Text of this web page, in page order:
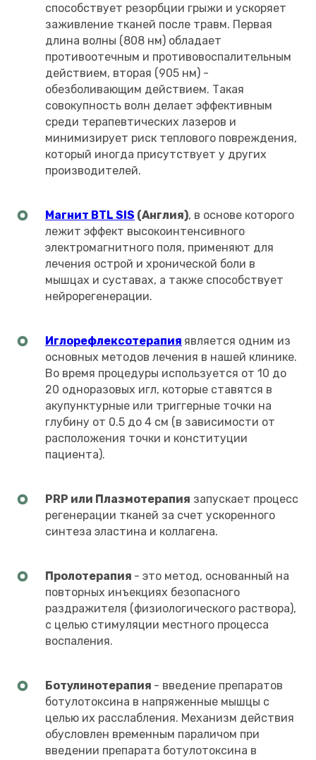
способствует резорбции грыжи и ускоряет
заживление тканей после травм. Первая
длина волны (808 нм) обладает
противоотечным и противовоспалительным
действием, вторая (905 нм) -
обезболивающим действием. Такая
совокупность волн делает эффективным
среди терапевтических лазеров и
минимизирует риск теплового повреждения,
который иногда присутствует у других
производителей.
Магнит BTL SIS (Англия), в основе которого
лежит эффект высокоинтенсивного
электромагнитного поля, применяют для
лечения острой и хронической боли в
мышцах и суставах, а также способствует
нейрорегенерации.
Иглорефлексотерапия является одним из
основных методов лечения в нашей клинике.
Во время процедуры используется от 10 до
20 одноразовых игл, которые ставятся в
акупунктурные или триггерные точки на
глубину от 0.5 до 4 см (в зависимости от
расположения точки и конституции
пациента).
PRP или Плазмотерапия запускает процесс
регенерации тканей за счет ускоренного
синтеза эластина и коллагена.
Пролотерапия - это метод, основанный на
повторных инъекциях безопасного
раздражителя (физиологического раствора),
с целью стимуляции местного процесса
воспаления.
Ботулинотерапия - введение препаратов
ботулотоксина в напряженные мышцы с
целью их расслабления. Механизм действия
обусловлен временным параличом при
введении препарата ботулотоксина в